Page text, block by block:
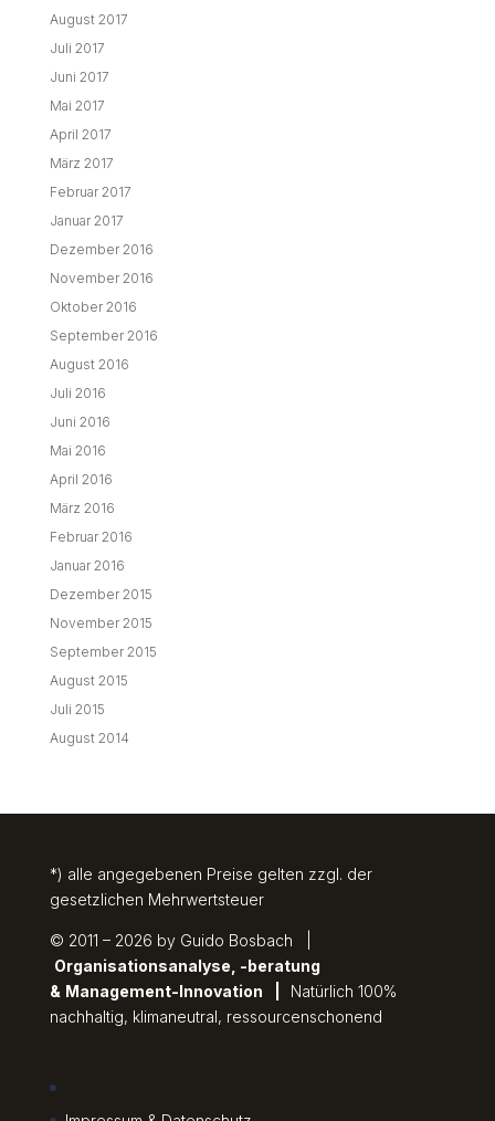
August 2017
Juli 2017
Juni 2017
Mai 2017
April 2017
März 2017
Februar 2017
Januar 2017
Dezember 2016
November 2016
Oktober 2016
September 2016
August 2016
Juli 2016
Juni 2016
Mai 2016
April 2016
März 2016
Februar 2016
Januar 2016
Dezember 2015
November 2015
September 2015
August 2015
Juli 2015
August 2014
*) alle angegebenen Preise gelten zzgl. der
gesetzlichen Mehrwertsteuer
© 2011 – 2026 by Guido Bosbach |
Organisationsanalyse, -beratung
& Management-Innovation
Natürlich 100%
nachhaltig, klimaneutral, ressourcenschonend